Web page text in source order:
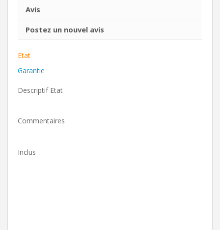
Avis
Postez un nouvel avis
Etat
Garantie
Descriptif Etat
Commentaires
Inclus